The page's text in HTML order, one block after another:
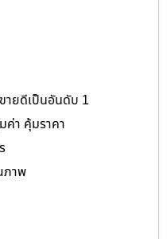
ายดีเป็นอันดับ 1
ค่า คุ้มราคา
ภาพ